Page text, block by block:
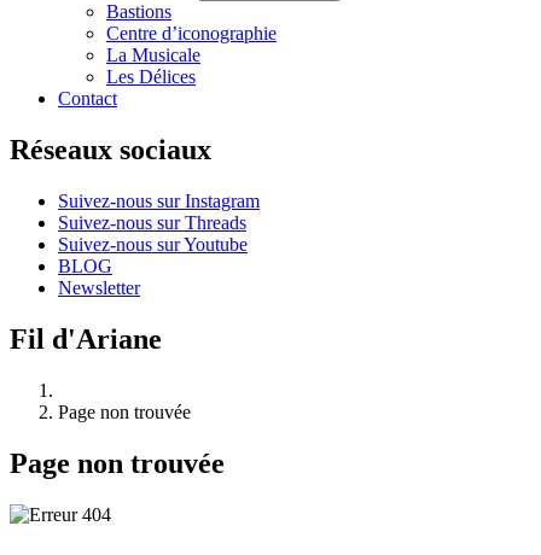
Bastions
Centre d’iconographie
La Musicale
Les Délices
Contact
Réseaux sociaux
Suivez-nous sur Instagram
Suivez-nous sur Threads
Suivez-nous sur Youtube
BLOG
Newsletter
Fil d'Ariane
Page non trouvée
Page non trouvée